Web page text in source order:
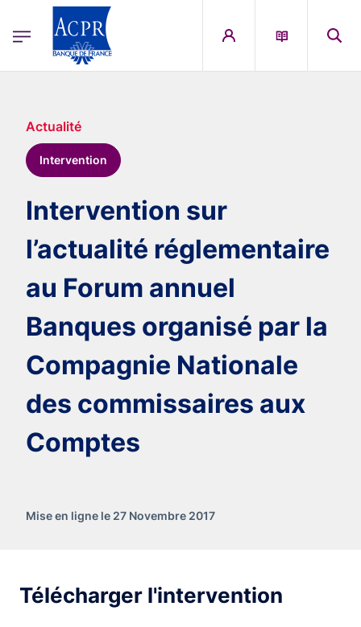
ACPR Menu Principal (French)
Actualité
Intervention
Intervention sur
l’actualité réglementaire
au Forum annuel
Banques organisé par la
Compagnie Nationale
des commissaires aux
Comptes
Mise en ligne le 27 Novembre 2017
Télécharger l'intervention